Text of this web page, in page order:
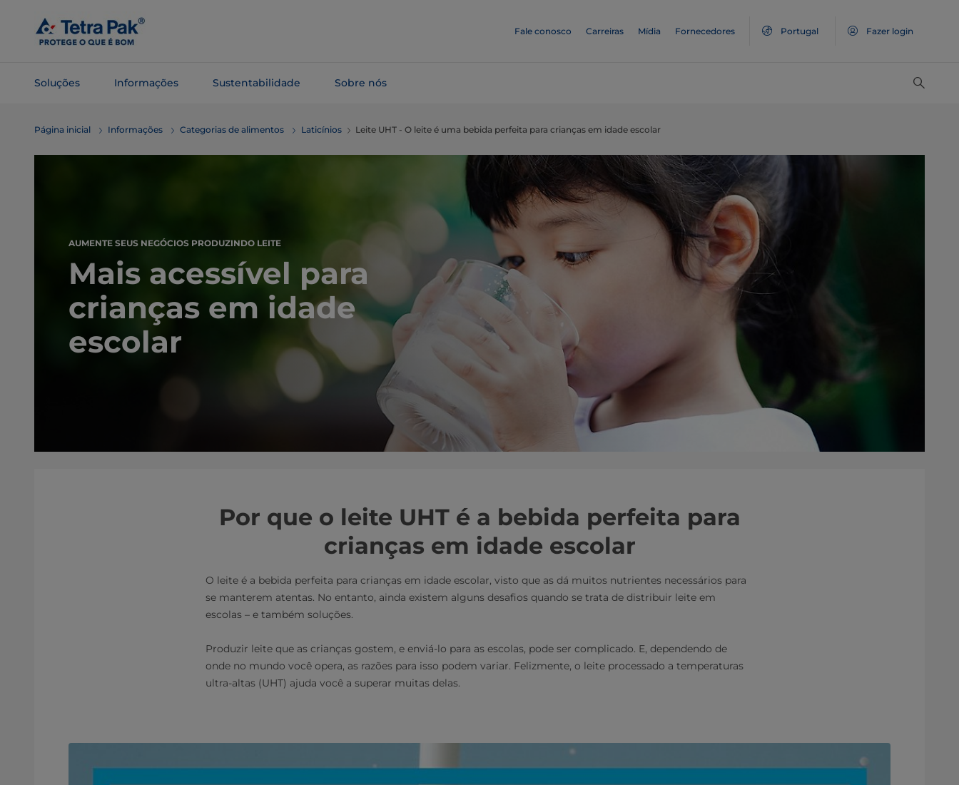
para o
conteúdo
Fale conosco Carreiras Mídia Fornecedores Portugal Fazer login
Soluções Informações Sustentabilidade Sobre nós
Página inicial Informações Categorias de alimentos Laticínios Leite UHT - O leite é uma bebida perfeita para crianças em idade escolar
AUMENTE SEUS NEGÓCIOS PRODUZINDO LEITE
Mais acessível para
crianças em idade
escolar
Por que o leite UHT é a bebida perfeita para
crianças em idade escolar
O leite é a bebida perfeita para crianças em idade escolar, visto que as dá muitos nutrientes necessários para
se manterem atentas. No entanto, ainda existem alguns desafios quando se trata de distribuir leite em
escolas – e também soluções.
Produzir leite que as crianças gostem, e enviá-lo para as escolas, pode ser complicado. E, dependendo de
onde no mundo você opera, as razões para isso podem variar. Felizmente, o leite processado a temperaturas
ultra-altas (UHT) ajuda você a superar muitas delas.